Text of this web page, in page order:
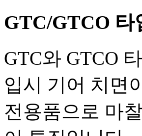
GTC/GTCO 타
GTC와 GTCO
입시 기어 치면
전용품으로 마